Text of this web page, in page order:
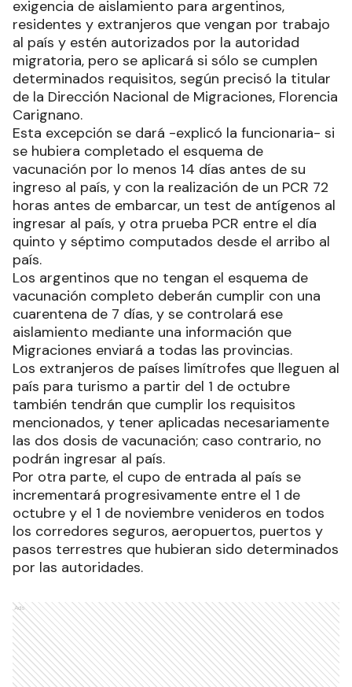
exigencia de aislamiento para argentinos,
residentes y extranjeros que vengan por trabajo
al país y estén autorizados por la autoridad
migratoria, pero se aplicará si sólo se cumplen
determinados requisitos, según precisó la titular
de la Dirección Nacional de Migraciones, Florencia
Carignano.
Esta excepción se dará -explicó la funcionaria- si
se hubiera completado el esquema de
vacunación por lo menos 14 días antes de su
ingreso al país, y con la realización de un PCR 72
horas antes de embarcar, un test de antígenos al
ingresar al país, y otra prueba PCR entre el día
quinto y séptimo computados desde el arribo al
país.
Los argentinos que no tengan el esquema de
vacunación completo deberán cumplir con una
cuarentena de 7 días, y se controlará ese
aislamiento mediante una información que
Migraciones enviará a todas las provincias.
Los extranjeros de países limítrofes que lleguen al
país para turismo a partir del 1 de octubre
también tendrán que cumplir los requisitos
mencionados, y tener aplicadas necesariamente
las dos dosis de vacunación; caso contrario, no
podrán ingresar al país.
Por otra parte, el cupo de entrada al país se
incrementará progresivamente entre el 1 de
octubre y el 1 de noviembre venideros en todos
los corredores seguros, aeropuertos, puertos y
pasos terrestres que hubieran sido determinados
por las autoridades.
Ads